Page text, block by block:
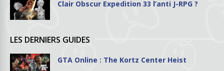
Clair Obscur Expedition 33 l’anti J-RPG ?
LES DERNIERS GUIDES
GTA Online : The Kortz Center Heist